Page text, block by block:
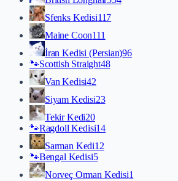
Sfenks Kedisi117
Maine Coon111
İran Kedisi (Persian)96
🐾Scottish Straight48
Van Kedisi42
Siyam Kedisi23
Tekir Kedi20
🐾Ragdoll Kedisi14
Sarman Kedi12
🐾Bengal Kedisi5
Norveç Orman Kedisi1